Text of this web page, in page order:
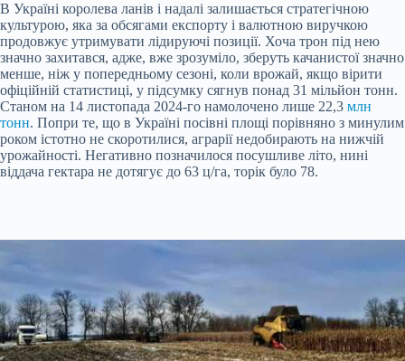
В Україні королева ланів і надалі залишається стратегічною
культурою, яка за обсягами експорту і валютною виручкою
продовжує утримувати лідируючі позиції. Хоча трон під нею
значно захитався, адже, вже зрозуміло, зберуть качанистої значно
менше, ніж у попередньому сезоні, коли врожай, якщо вірити
офіційній статистиці, у підсумку сягнув понад 31 мільйон тонн.
Станом на 14 листопада 2024-го намолочено лише 22,3 млн
тонн. Попри те, що в Україні посівні площі порівняно з минулим
роком істотно не скоротилися, аграрії недобирають на нижчій
урожайності. Негативно позначилося посушливе літо, нині
віддача гектара не дотягує до 63 ц/га, торік було 78.